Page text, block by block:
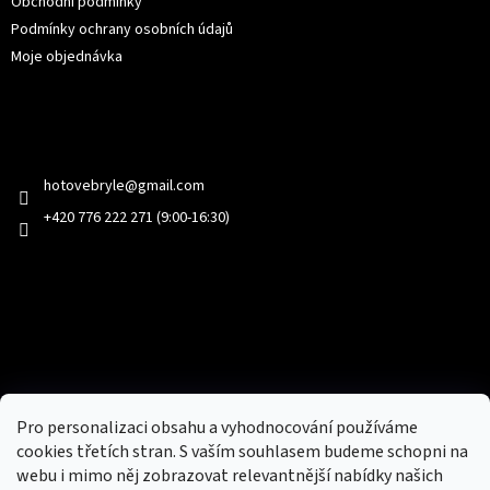
Pro personalizaci obsahu a vyhodnocování používáme
cookies třetích stran. S vaším souhlasem budeme schopni na
webu i mimo něj zobrazovat relevantnější nabídky našich
Podmínky ochrany osobních údajů
Moje objednávka
hotovebryle@gmail.com
+420 776 222 271 (9:00-16:30)